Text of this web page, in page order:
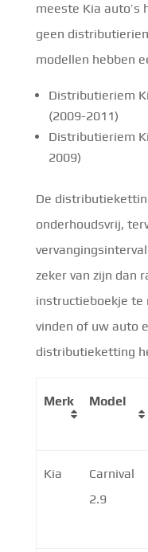
meeste Kia auto’s
geen
modellen hebben
Distributieriem
(2009-2011)
Distributieriem
2009)
De
onderhoudsvrij,
zeker van zijn dan
instructieboekje te
vinden of uw auto
distributieketting
Merk Model
Kia
Carnival
2.9